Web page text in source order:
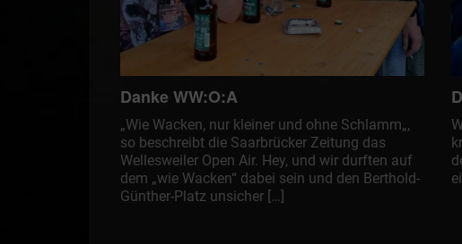
Danke WW:O:A
„Wie Wacken, nur kleiner und ohne Schlamm„,
so beschreibt die Saarbrücker Zeitung das
Wellesweiler Open Air. Hey, und wir durften auf
dem „wie Wacken“ dabei sein und den Berthold-
Günther-Platz unsicher […]